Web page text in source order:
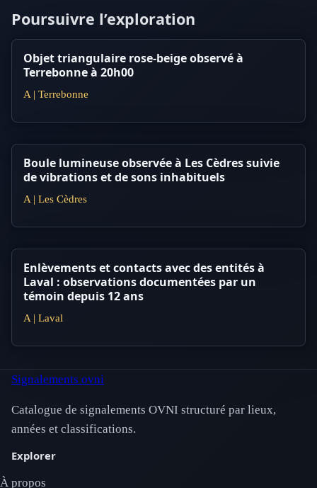
Poursuivre l’exploration
Objet triangulaire rose-beige observé à
Terrebonne à 20h00
A | Terrebonne
Boule lumineuse observée à Les Cèdres suivie
de vibrations et de sons inhabituels
A | Les Cèdres
Enlèvements et contacts avec des entités à
Laval : observations documentées par un
témoin depuis 12 ans
A | Laval
Signalements ovni
Catalogue de signalements OVNI structuré par lieux,
années et classifications.
Explorer
À propos